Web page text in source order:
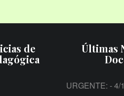
de
Últimas
URGENTE: - 4/